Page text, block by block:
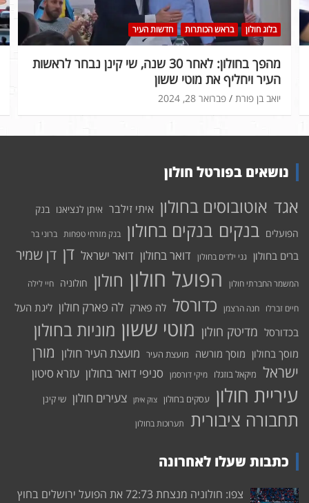
בלוג חולון בראש הכותרות חדשות העיר
מהפך בחולון: לאחר 30 שנה, שי קינן נבחר לראשות
העיר ויחליף את מוטי ששון
פברואר 28, 2024 יואב בן פורת
נושאים בפורטל חולון
אגד אוטובוסים בחולון איתי זילבר איתן לנציאנו בנק
הפועלים בנקים בנקים בחולון בנק מזרחי טפחות ברוני בר
ברים בחולון גני ילדים בחולון דואר בחולון דואר ישראל דן דן שמיר
המשמר החברתי חולון הפועל חולון חולון חולוניה חיי לילה
חיים זברלו חנה הרצמן כדורסל לה פארק לה פארק חולון ליגת העל
בכדורסל מדיטק חולון מוטי ששון מוניות בחולון
מוסך בחולון מוסך מורשה מועצת העיר מועצת העיר חולון מורן
ישראל מיקאל בוזגלו מיקי דורסמן סניפי דואר בחולון עזרא סיטון
עיריית חולון עסקים בחולון צוק איתן צעירים חולון שי קינן
תחבורה ציבורית תערוכות בחולון
כתבות שעלו לאחרונה
צפו: חולוניה מנצחת 72:73 את הפועל ירושלים בחוץ